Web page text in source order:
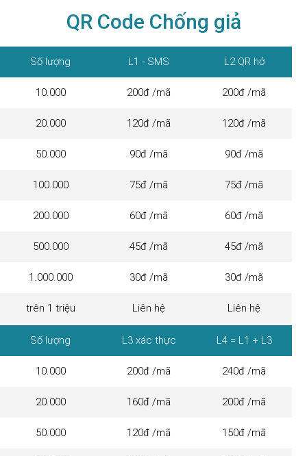
QR Code Chống giả
Số lượng
10.000
20.000
50.000
100.000
200.000
500.000
1.000.000
trên 1 triệu
L1 - SMS
200đ /mã
120đ /mã
90đ /mã
75đ /mã
60đ /mã
45đ /mã
30đ /mã
Liên hệ
L2 QR hở
200đ /mã
120đ /mã
90đ /mã
75đ /mã
60đ /mã
45đ /mã
30đ /mã
Liên hệ
Số lượng
10.000
20.000
50.000
L3 xác thực
200đ /mã
160đ /mã
120đ /mã
L4 = L1 + L3
240đ /mã
200đ /mã
150đ /mã